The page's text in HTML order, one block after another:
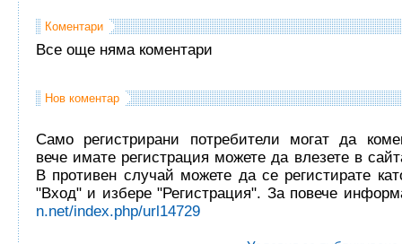
Коментари
Все още няма коментари
Нов коментар
Само регистрирани потребители могат да
вече имате регистрация можете да влезете в
В противен случай можете да се регистирате
"Вход" и избере "Регистрация". За повече
n.net/index.php/url14729